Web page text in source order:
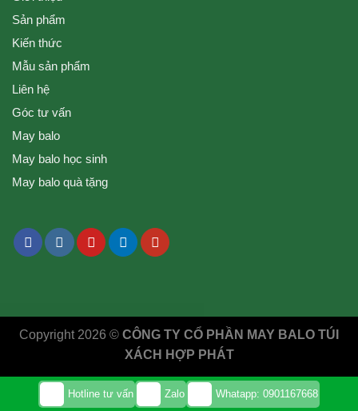
Hotline tư vấn Zalo Whatapp: 0901167668
Sản phẩm
Kiến thức
Mẫu sản phẩm
Liên hệ
Góc tư vấn
May balo
May balo học sinh
May balo quà tặng
Copyright 2026 © CÔNG TY CỔ PHẦN MAY BALO TÚI
XÁCH HỢP PHÁT